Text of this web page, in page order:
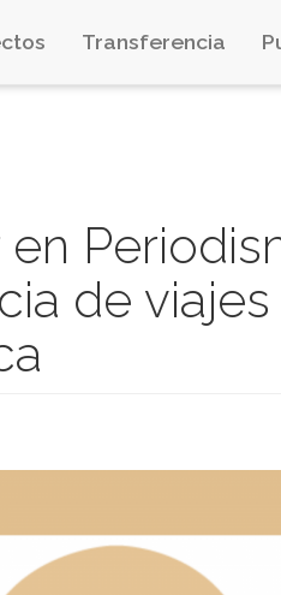
Transferencia
de viajes